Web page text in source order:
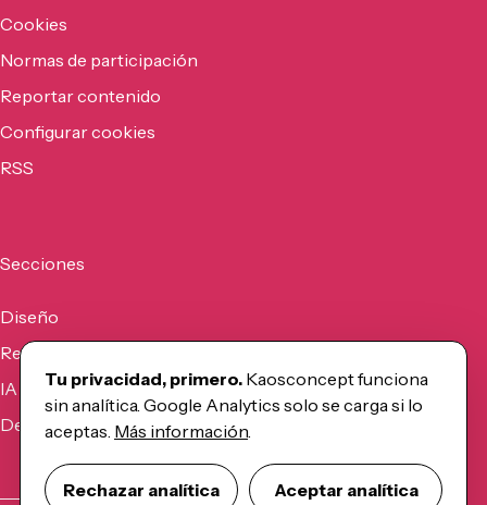
Cookies
Normas de participación
Reportar contenido
Configurar cookies
RSS
Secciones
Diseño
Recursos
IA
Desarrollo
Tu privacidad, primero. Kaosconcept funciona
sin analítica. Google Analytics solo se carga si lo
aceptas. Más información.
Rechazar analítica Aceptar analítica